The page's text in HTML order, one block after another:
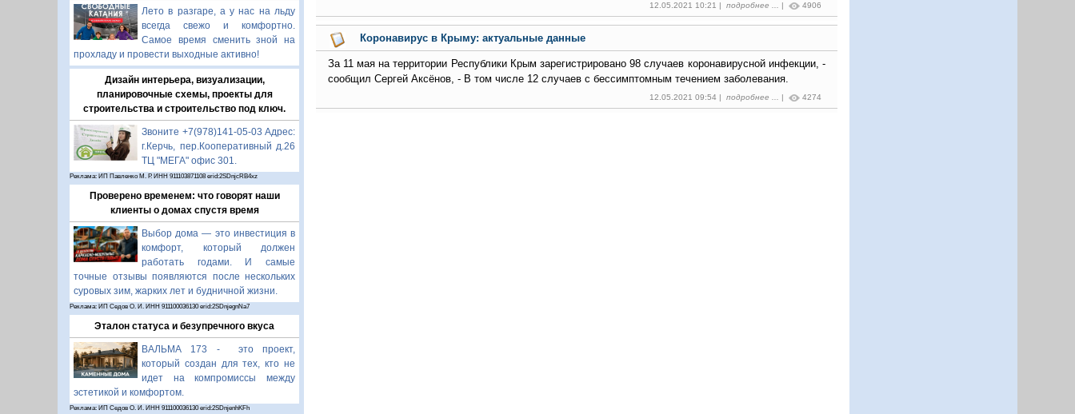
Лето в разгаре, а у нас на льду
всегда свежо и комфортно.
Самое время сменить зной на
прохладу и провести выходные активно!
Дизайн интерьера, визуализации,
планировочные схемы, проекты для
строительства и строительство под ключ.
Звоните +7(978)141-05-03 Адрес:
г.Керчь, пер.Кооперативный д.26
ТЦ "МЕГА" офис 301.
Реклама: ИП Павленко М. Р. ИНН 911103871108 erid:2SDnjcRB4xz
Проверено временем: что говорят наши
клиенты о домах спустя время
Выбор дома — это инвестиция в
комфорт, который должен
работать годами. И самые
точные отзывы появляются после нескольких
суровых зим, жарких лет и будничной жизни.
Реклама: ИП Седов О. И. ИНН 911100036130 erid:2SDnjegnNa7
Эталон статуса и безупречного вкуса
ВАЛЬМА 173 - это проект,
который создан для тех, кто не
идет на компромиссы между
эстетикой и комфортом.
Реклама: ИП Седов О. И. ИНН 911100036130 erid:2SDnjenhKFh
12.05.2021 10:21 | подробнее ... | 4906
Коронавирус в Крыму: актуальные данные
За 11 мая на территории Республики Крым зарегистрировано 98 случаев коронавирусной инфекции, -
сообщил Сергей Аксёнов, - В том числе 12 случаев с бессимптомным течением заболевания.
12.05.2021 09:54 | подробнее ... | 4274